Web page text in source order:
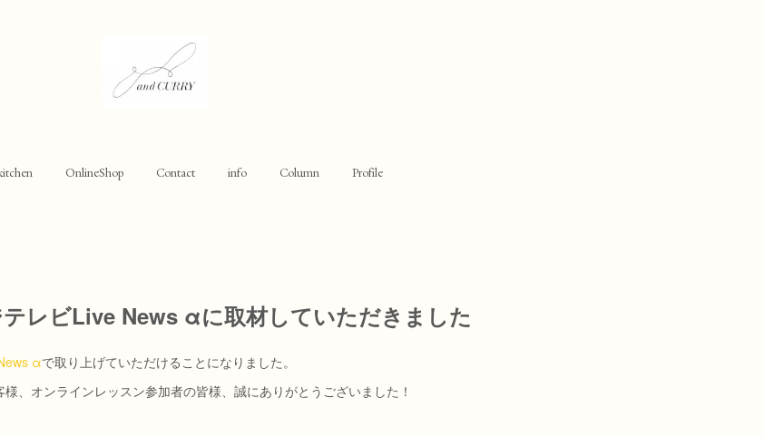
OnlineShop Contact info Column Profile
テレビLive News αに取材していただきました
αで取り上げていただけることになりました。
、オンラインレッスン参加者の皆様、誠にありがとうございました！